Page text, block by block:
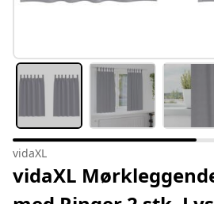
vidaXL
vidaXL